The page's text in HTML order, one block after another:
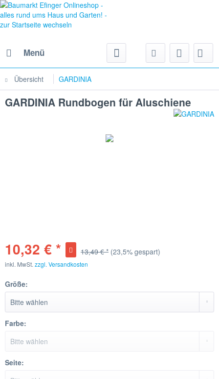
Menü
Übersicht GARDINIA
GARDINIA Rundbogen für Aluschiene
10,32 € * 13,49 € * (23,5% gespart)
inkl. MwSt. zzgl. Versandkosten
Größe:
Farbe:
Seite: